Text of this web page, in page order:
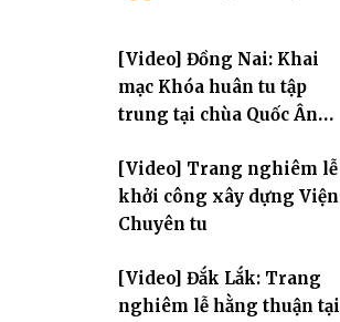
[Video] Đồng Nai: Khai
mạc Khóa huân tu tập
trung tại chùa Quốc Ân
[Video] Trang nghiêm lễ
khởi công xây dựng Viện
Chuyên tu
[Video] Đắk Lắk: Trang
nghiêm lễ hằng thuận tại